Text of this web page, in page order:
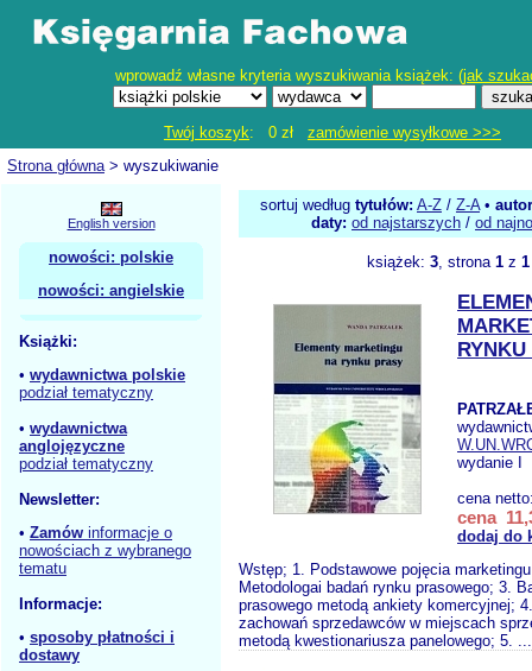
wprowadź własne kryteria wyszukiwania książek: (jak
Twój koszyk: 0 zł zamówienie wysyłkowe >>>
Strona główna> wyszukiwanie
English version
nowości: polskie
nowości: angielskie
Książki:
• wydawnictwa polskie
podział tematyczny
• wydawnictwa
anglojęzyczne
podział tematyczny
Newsletter:
• Zamów informacje o
nowościach z wybranego
tematu
Informacje:
• sposoby płatności i
dostawy
sortuj według tytułów: A-Z / Z-A•
daty: od najstarszych / od
książek: 3, strona 1 z 1
wydanie I
cena
cena
dodaj do
Wstęp; 1. Podstawowe pojęcia
Metodologai badań rynku prasowego; 3.
prasowego metodą ankiety komercyjnej;
zachowań sprzedawców w miejscach
metodą kwestionariusza panelowego; 5.